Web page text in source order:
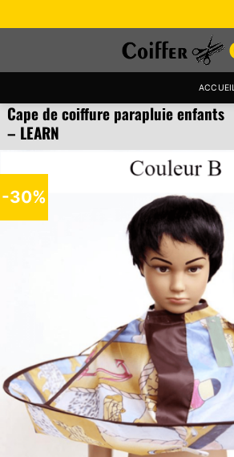
au
ACCUEIL
Cape de coiffure parapluie enfants
– LEARN
-30%